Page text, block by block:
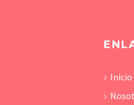
Inicio